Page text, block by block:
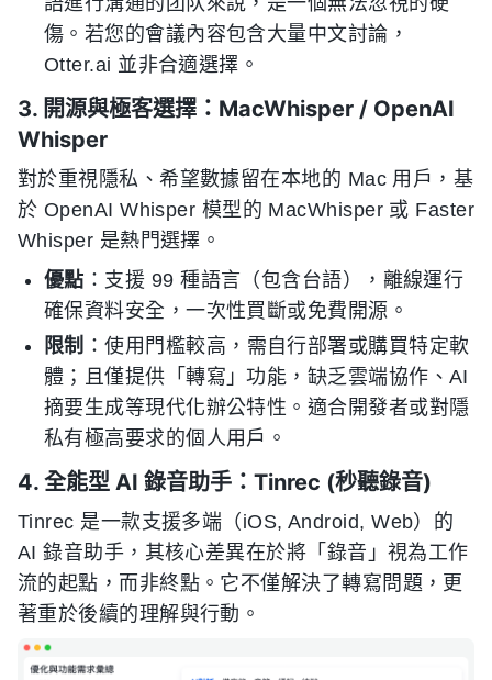
傷。若您的會議內容包含大量中文討論，
Otter.ai 並非合適選擇。
3. 開源與極客選擇：MacWhisper / OpenAI
Whisper
對於重視隱私、希望數據留在本地的 Mac 用戶，基
於 OpenAI Whisper 模型的 MacWhisper 或 Faster
Whisper 是熱門選擇。
優點 ：支援 99 種語言（包含台語），離線運行
確保資料安全，一次性買斷或免費開源。
限制 ：使用門檻較高，需自行部署或購買特定軟
體；且僅提供「轉寫」功能，缺乏雲端協作、AI
摘要生成等現代化辦公特性。適合開發者或對隱
私有極高要求的個人用戶。
4. 全能型 AI 錄音助手：Tinrec (秒聽錄音)
Tinrec 是一款支援多端（iOS, Android, Web）的
AI 錄音助手，其核心差異在於將「錄音」視為工作
流的起點，而非終點。它不僅解決了轉寫問題，更
著重於後續的理解與行動。